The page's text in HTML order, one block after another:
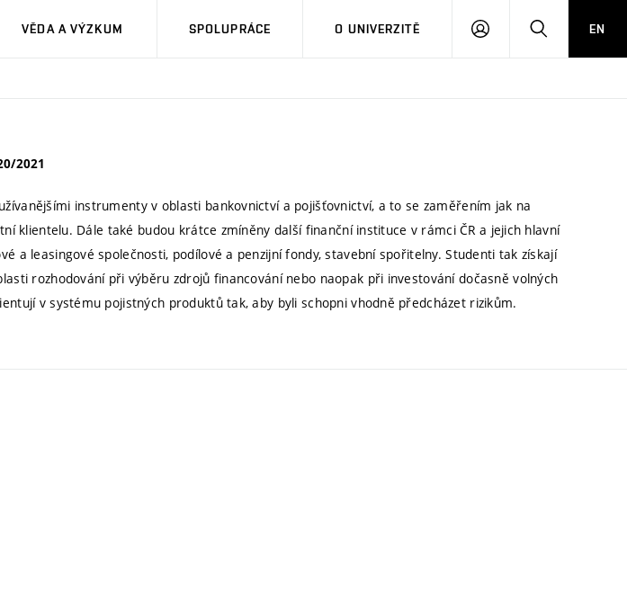
VĚDA A VÝZKUM SPOLUPRÁCE O UNIVERZITĚ
PŘIHLÁSIT HLEDATEN
2021
instrumenty v oblasti bankovnictví a pojišťovnictví, a to se zaměřením jak na
klientelu. Dále také budou krátce zmíněny další finanční instituce v rámci ČR a jejich hlavní
a leasingové společnosti, podílové a penzijní fondy, stavební spořitelny. Studenti tak získají
rozhodování při výběru zdrojů financování nebo naopak při investování dočasně volných
v systému pojistných produktů tak, aby byli schopni vhodně předcházet rizikům.